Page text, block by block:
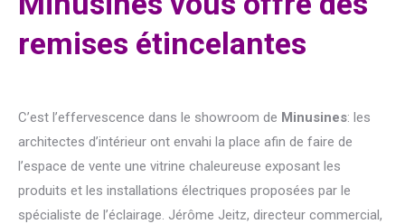
remises étincelantes
C’est l’effervescence dans le showroom de Minusines: les
architectes d’intérieur ont envahi la place afin de faire de
l’espace de vente une vitrine chaleureuse exposant les
produits et les installations électriques proposées par le
spécialiste de l’éclairage. Jérôme Jeitz, directeur commercial,